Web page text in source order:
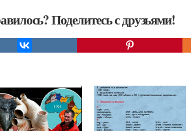
Поделитесь с друзьями!